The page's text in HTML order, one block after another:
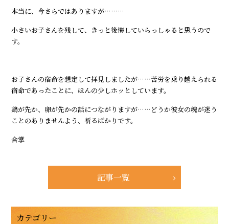
本当に、今さらではありますが………
小さいお子さんを残して、きっと後悔していらっしゃると思うので
す。
お子さんの宿命を想定して拝見しましたが……苦労を乗り越えられる
宿命であったことに、ほんの少しホッとしています。
鶏が先か、卵が先かの話につながりますが……どうか彼女の魂が迷う
ことのありませんよう、祈るばかりです。
合掌
記事一覧
カテゴリー